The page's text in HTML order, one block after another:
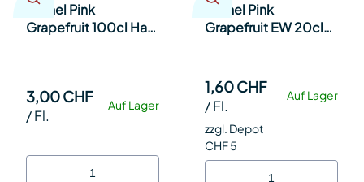
Michel Pink
Grapefruit 100cl Har
Auf Lager
3,00 CHF
/Fl.
Michel Pink
Grapefruit EW 20cl
Auf Lager
1,60 CHF
/Fl.
zzgl. Depot
CHF 5